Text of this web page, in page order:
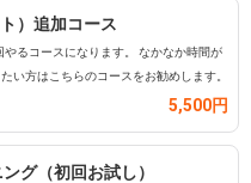
）追加コース
るコースになります。 なかなか時間が
い方はこちらのコースをお勧めします。
5,500円
グ（初回お試し）